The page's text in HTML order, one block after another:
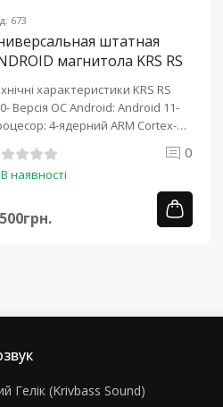
673
штатная
магнитола KRS RS
характеристики KRS RS
Версія ОС Android: Android 11-
4-ядерний ARM Cortex-
0
В наявності
Гелік (Krivbass Sound)